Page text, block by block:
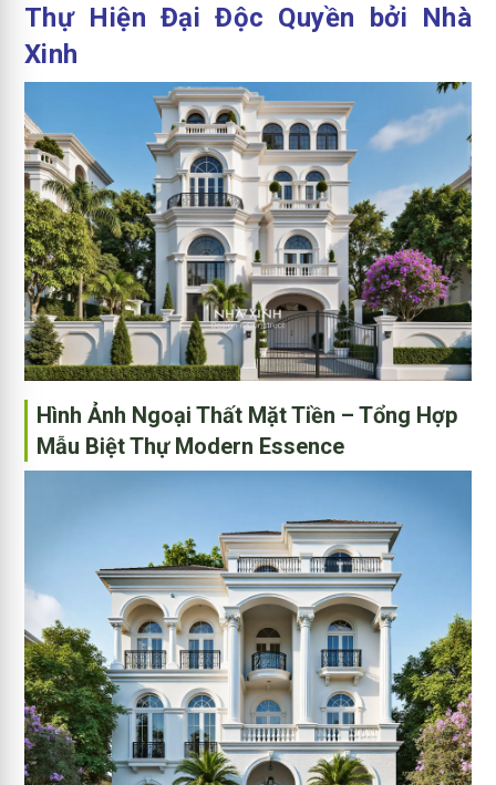
Thự Hiện Đại Độc Quyền bởi Nhà
Xinh
Hình Ảnh Ngoại Thất Mặt Tiền – Tổng Hợp
Mẫu Biệt Thự Modern Essence